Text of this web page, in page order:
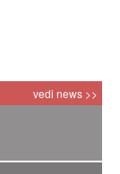
vedi news >>